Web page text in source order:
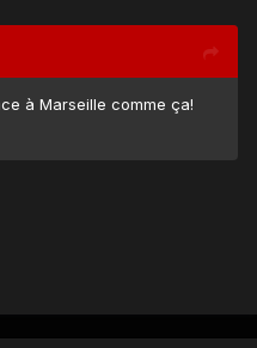
à Marseille comme ça!